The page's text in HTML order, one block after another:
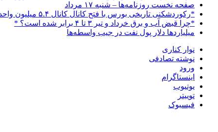
صفحه نخست روزنامه‌ها – شنبه ۱۷ مرداد
*رکوردشکنی تاریخی بورس با فتح کانال کانال ۵.۴ میلیون واحدی*
*چرا قبض آب و برق خرداد و تیر ۳ تا ۴ برابر شده است؟ *
میلیاردها دلار پول نفت در جیب واسطه‌ها
نوار کناری
نوشته تصادفی
ورود
اینستاگرام
یوتیوب
توییتر
فیسبوک